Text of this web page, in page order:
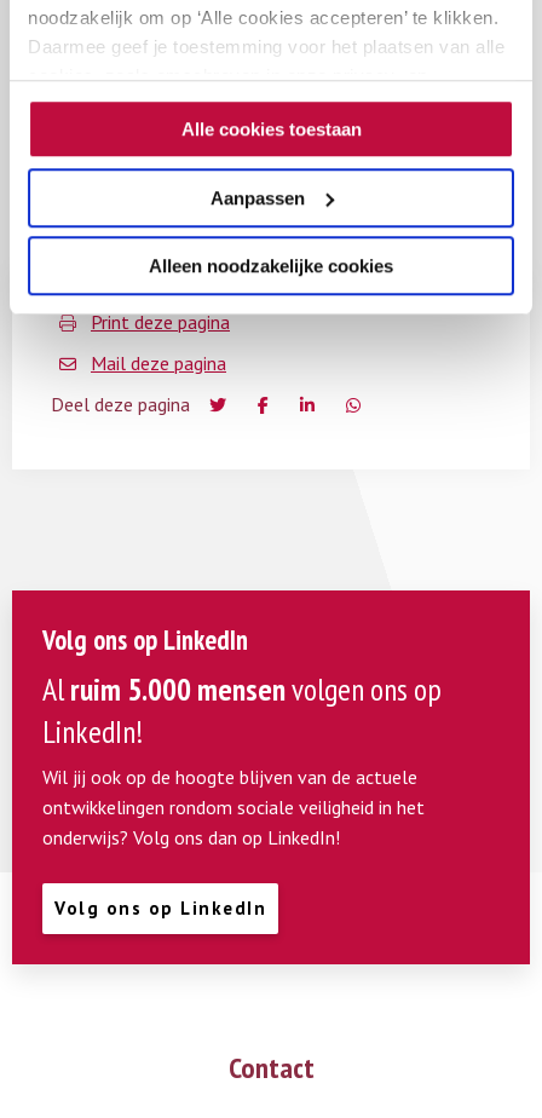
noodzakelijk om op ‘Alle cookies accepteren’ te klikken.
Daarmee geef je toestemming voor het plaatsen van alle
cookies, zoals omschreven in onze privacy- en
cookieverklaring. Als je niet alle cookies accepteert, dan
kun je geen video's bekijken.Alle cookies toestaan
Aanpassen
Alleen noodzakelijke cookies
Dit artikel is gekoppeld aan de
volgende thema’s
Print deze pagina
Mail deze pagina
Deel deze pagina
Volg ons op LinkedIn
Alruim 5.000 mensenvolgen ons op
LinkedIn!
Wil jij ook op de hoogte blijven van de actuele
ontwikkelingen rondom sociale veiligheid in het
onderwijs? Volg ons dan op LinkedIn!
Volg ons op LinkedIn
Contact